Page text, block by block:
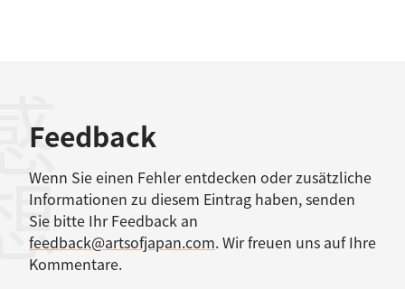
Feedback
Wenn Sie einen Fehler entdecken oder zusätzliche
Informationen zu diesem Eintrag haben, senden
Sie bitte Ihr Feedback an
feedback@artsofjapan.com. Wir freuen uns auf Ihre
Kommentare.